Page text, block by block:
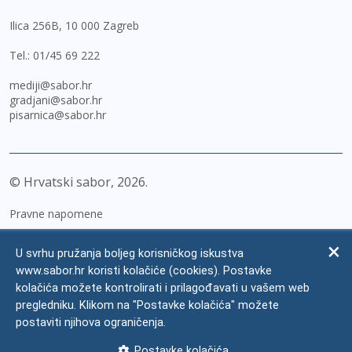
Ilica 256B, 10 000 Zagreb
Tel.: 01/45 69 222
mediji@sabor.hr
gradjani@sabor.hr
pisarnica@sabor.hr
© Hrvatski sabor, 2026
Pravne napomene
Zaštita osobnih podataka
Impressum
Česta pitanja
U svrhu pružanja boljeg korisničkog iskustva
www.sabor.hr koristi kolačiće (cookies). Postavke
kolačića možete kontrolirati i prilagođavati u vašem web
pregledniku. Klikom na "Postavke kolačića" možete
postaviti njihova ograničenja.